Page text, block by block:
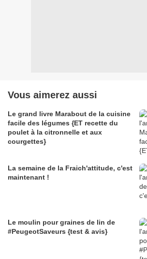
Vous aimerez aussi
Le grand livre Marabout de la cuisine
facile des légumes {ET recette du
poulet à la citronnelle et aux
courgettes}
La semaine de la Fraich'attitude, c'est
maintenant !
Le moulin pour graines de lin de
#PeugeotSaveurs {test & avis}